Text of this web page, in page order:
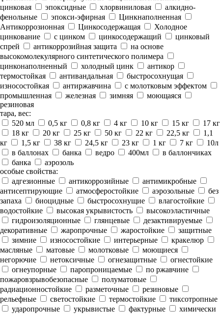
цинковая
эпоксидные хлорвиниловая
алкидно-
фенольные
эпокси-эфирная
Цинкнаполненная
Антикоррозионная
Цинкосодержащая
Холодное
цинкование
с цинком цинкосодержащий
цинковый
спрей
антикоррозийная защита
на основе
высокомолекулярного синтетического полимера
цинконаполненный
холодный цинк
антикор
термостойкая
антивандальная
быстросохнущая
износостойкая
антиржавчина
с молотковым эффектом
промышленная
железная зимняя
моющаяся
резиновая
тара, вес:
520 мл
0,5 кг 0,8 кг 4 кг 10 кг 15 кг
17 кг
18 кг
20 кг 25 кг 50 кг 22 кг 22,5 кг
1,1
кг
1,5 кг 38 кг 24,5 кг 23 кг 1 кг 7 кг
10л
в баллонах
банка ведро 400мл
в баллончиках
банка
аэрозоль
особые свойства:
адгезионные
антикоррозийные
антимикробные
антисептирующие
атмосферостойкие аэрозольные
без
запаха
биоцидные быстросохнущие
влагостойкие
водостойкие
высокая укрывистость
высокоэластичные
гидроизоляционные
глянцевые
дезактивируемые
декоративные
жаропрочные жаростойкие
защитные
зимние
износостойкие интерьерные
кракелюр
масляные
матовые молотковые
моющиеся
негорючие
нетоксичные огнезащитные
огнестойкие
огнеупорные
паропроницаемые
по ржавчине
пожаровзрывобезопасные
полуматовые
радиационностойкие
разметочные
резиновые
рельефные
светостойкие термостойкие
тиксотропные
ударопрочные
укрывистые фактурные
химически